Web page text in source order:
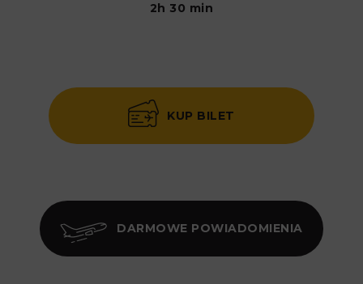
2h 30 min
KUP BILET
DARMOWE POWIADOMIENIA